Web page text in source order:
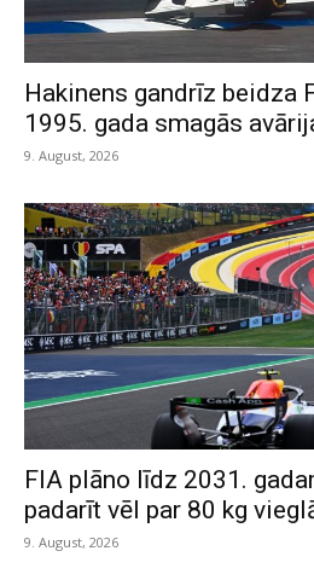
Hakinens gandrīz beidza
1995. gada smagās
9. August, 2026
FIA plāno līdz 2031.
padarīt vēl par 80 kg
9. August, 2026